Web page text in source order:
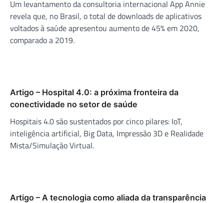
Um levantamento da consultoria internacional App Annie
revela que, no Brasil, o total de downloads de aplicativos
voltados à saúde apresentou aumento de 45% em 2020,
comparado a 2019.
Artigo – Hospital 4.0: a próxima fronteira da
conectividade no setor de saúde
Hospitais 4.0 são sustentados por cinco pilares: IoT,
inteligência artificial, Big Data, Impressão 3D e Realidade
Mista/Simulação Virtual.
Artigo – A tecnologia como aliada da transparência